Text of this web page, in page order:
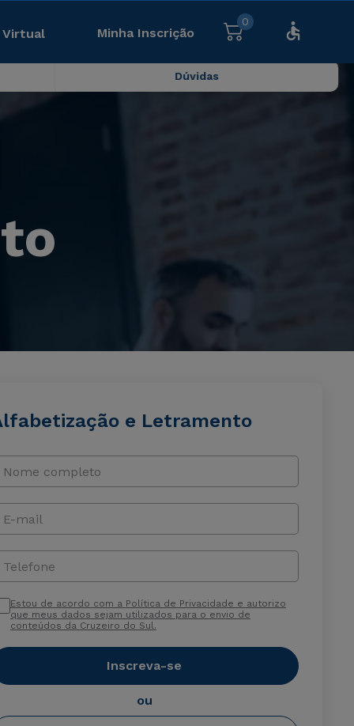
Virtual Minha Inscrição
0
Dúvidas
e Letramento
Nome completo
E-mail
Telefone
Estou de acordo com a Política de Privacidade e autorizo
que meus dados sejam utilizados para o envio de
conteúdos da Cruzeiro do Sul.
Inscreva-se
ou